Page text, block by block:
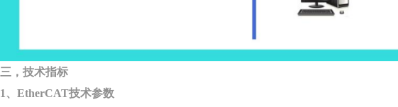
三，技术指标
1、EtherCAT技术参数